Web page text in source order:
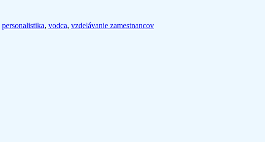
personalistika, vodca, vzdelávanie zamestnancov